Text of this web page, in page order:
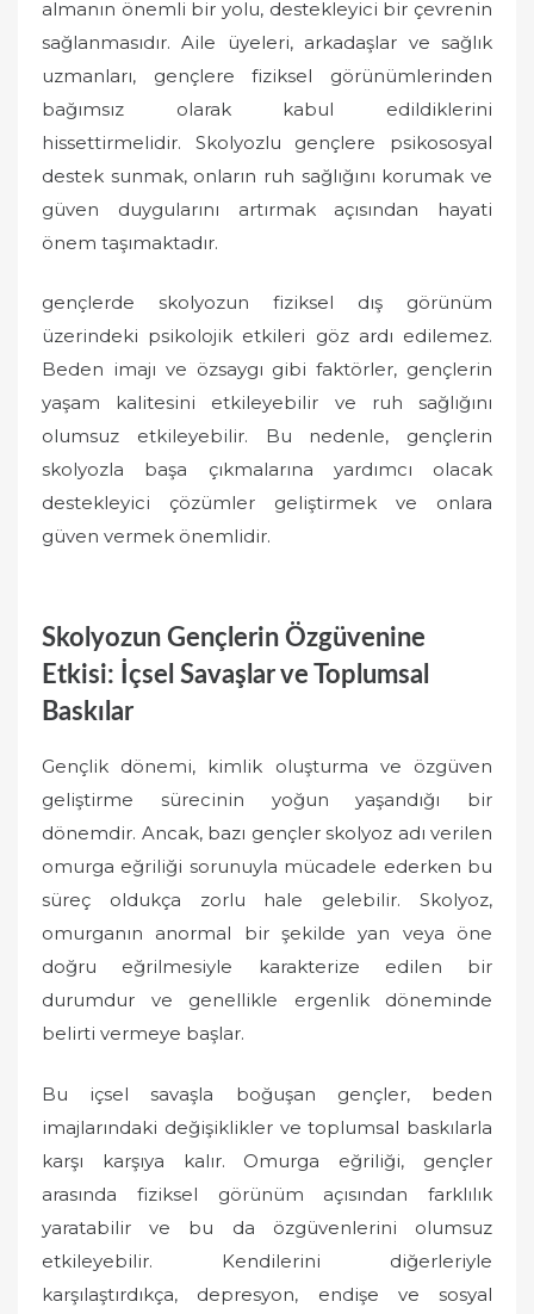
almanın önemli bir yolu, destekleyici bir çevrenin
sağlanmasıdır. Aile üyeleri, arkadaşlar ve sağlık
uzmanları, gençlere fiziksel görünümlerinden
bağımsız olarak kabul edildiklerini
hissettirmelidir. Skolyozlu gençlere psikososyal
destek sunmak, onların ruh sağlığını korumak ve
güven duygularını artırmak açısından hayati
önem taşımaktadır.
gençlerde skolyozun fiziksel dış görünüm
üzerindeki psikolojik etkileri göz ardı edilemez.
Beden imajı ve özsaygı gibi faktörler, gençlerin
yaşam kalitesini etkileyebilir ve ruh sağlığını
olumsuz etkileyebilir. Bu nedenle, gençlerin
skolyozla başa çıkmalarına yardımcı olacak
destekleyici çözümler geliştirmek ve onlara
güven vermek önemlidir.
Skolyozun Gençlerin Özgüvenine
Etkisi: İçsel Savaşlar ve Toplumsal
Baskılar
Gençlik dönemi, kimlik oluşturma ve özgüven
geliştirme sürecinin yoğun yaşandığı bir
dönemdir. Ancak, bazı gençler skolyoz adı verilen
omurga eğriliği sorunuyla mücadele ederken bu
süreç oldukça zorlu hale gelebilir. Skolyoz,
omurganın anormal bir şekilde yan veya öne
doğru eğrilmesiyle karakterize edilen bir
durumdur ve genellikle ergenlik döneminde
belirti vermeye başlar.
Bu içsel savaşla boğuşan gençler, beden
imajlarındaki değişiklikler ve toplumsal baskılarla
karşı karşıya kalır. Omurga eğriliği, gençler
arasında fiziksel görünüm açısından farklılık
yaratabilir ve bu da özgüvenlerini olumsuz
etkileyebilir. Kendilerini diğerleriyle
karşılaştırdıkça, depresyon, endişe ve sosyal